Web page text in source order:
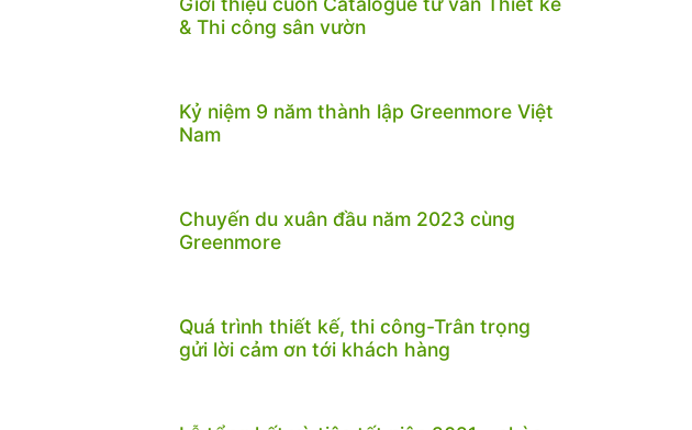
& Thi công sân vườn
Kỷ niệm 9 năm thành lập Greenmore Việt
Nam
Chuyến du xuân đầu năm 2023 cùng
Greenmore
Quá trình thiết kế, thi công-Trân trọng
gửi lời cảm ơn tới khách hàng